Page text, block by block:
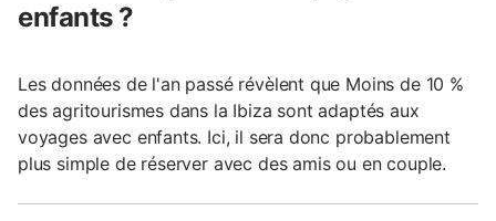
enfants ?
Les données de l'an passé révèlent que Moins de 10 %
des agritourismes dans la Ibiza sont adaptés aux
voyages avec enfants. Ici, il sera donc probablement
plus simple de réserver avec des amis ou en couple.